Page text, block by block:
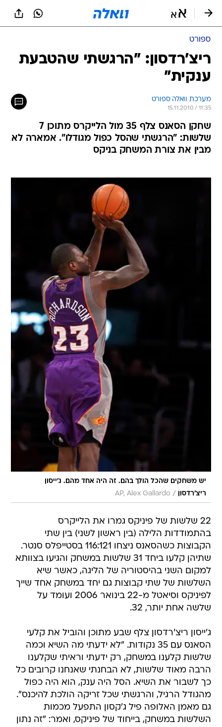
ספורט
ריצ'רדסון: "הרגשתי שהטבעת
ענקית"
מערכת וואלה ספורט
15.11.2010 / 11:35
שחקן הסאנס צלף 35 מול הלייקרס מתוכן 7
שלשות: "הרגשתי שהסל כפול מגודלו". אמארה לא
מבין את צורת המשחק בניקס
יש משחקים שהכל הולך בהם. זה היה אחד מהם. ג'ייסון
ריצ'רדסון
/
AP, Alex Gallardo
22 שלשות של פיניקס גמרו את הלייקרס
בהתמודדות הלילה (בין ראשון לשני) בין שתי
הקבוצות כשהסאנס ניצחו 116:121 בסטייפלס סנטר.
שתיהן קלעו ביחד 31 שלשות במשחק והגיעו בצוותא
למקום השני בהיסטוריה של הליגה, כאשר שיא
השלשות של שתי קבוצות גם יחד במשחק אחד שייך
לפיניקס וסיאטל מ-22 בינואר 2006 ועומד על
שלשה אחת יותר, 32.
ג'ייסון ריצ'רדסון צלף שבע מתוכן והוביל את קלעי
הסאנס עם 35 נקודות. "לא ידעתי מה השיא וכמה
שלשות קלענו במשחק, רק ידעתי וראיתי שקלענו
הרבה מאוד שלשות, לא הבחנתי שאנחנו קרובים כל
כך לשבור את השיא. הסל היה ענק, הוא היה כפול
מהגודל הרגיל, והרגשתי שכל זריקה הולכת להיכנס".
גם מאמן האלופה פיל ג'קסון התפעל מכמות
השלשות במשחק, בייחוד של פיניקס, ואמר: "זה נתון